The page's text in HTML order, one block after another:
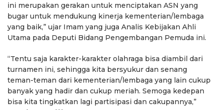
ini merupakan gerakan untuk menciptakan ASN yang
bugar untuk mendukung kinerja kementerian/lembaga
yang baik,” ujar Imam yang juga Analis Kebijakan Ahli
Utama pada Deputi Bidang Pengembangan Pemuda ini.
“Tentu saja karakter-karakter olahraga bisa diambil dari
turnamen ini, sehingga kita bersyukur dan senang
teman-teman dari kementerian/lembaga yang lain cukup
banyak yang hadir dan cukup meriah. Semoga kedepan
bisa kita tingkatkan lagi partisipasi dan cakupannya,”